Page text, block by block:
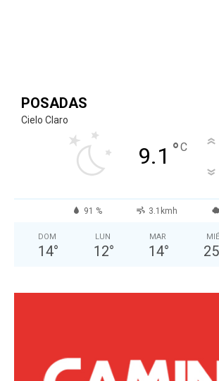
POSADAS
Cielo Claro
9.1 °C
91 % 3.1kmh
DOM
14°
LUN
12°
MAR
14°
MIÉ
25